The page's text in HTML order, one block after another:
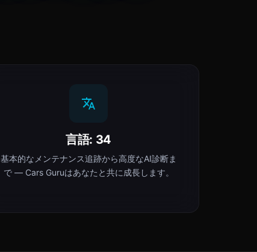
言語: 34
基本的なメンテナンス追跡から高度なAI診断ま
で — Cars Guruはあなたと共に成長します。